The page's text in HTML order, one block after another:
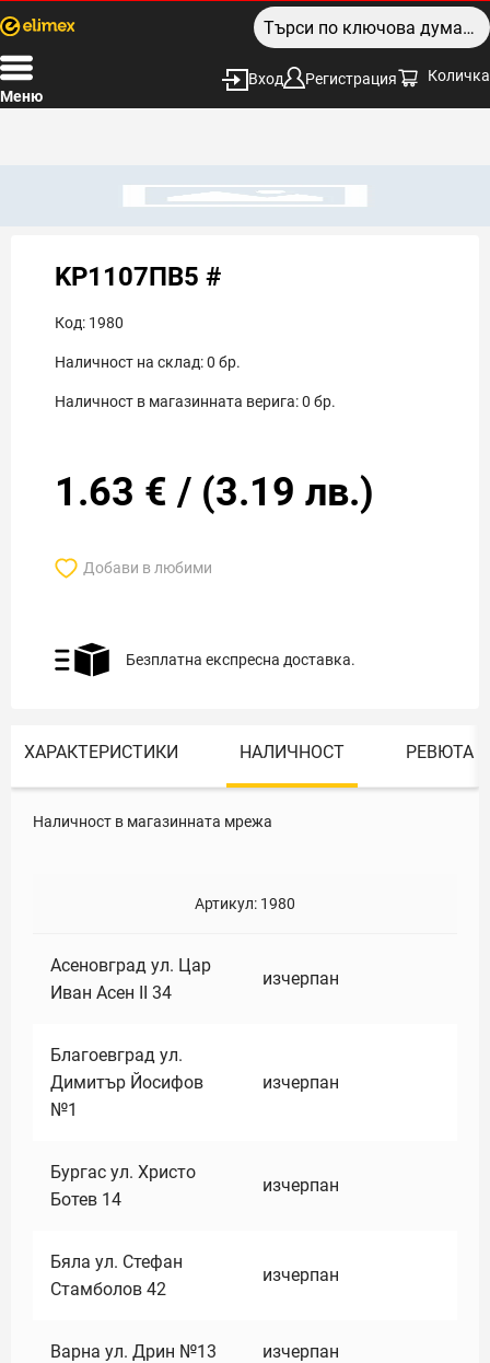
Меню
Вход Регистрация Количка
KP1107ПВ5 #
Код: 1980
Наличност на склад:0 бр.
Наличност в магазинната верига:0 бр.
1.63 € / (3.19 лв.)
Добави в любими
Безплатна експресна доставка.
ХАРАКТЕРИСТИКИ НАЛИЧНОСТ РЕВЮТА
Наличност в магазинната мрежа
Артикул: 1980
Асеновград ул. Цар
Иван Асен II 34
изчерпан
Благоевград ул.
Димитър Йосифов
№1
изчерпан
Бургас ул. Христо
Ботев 14
изчерпан
Бяла ул. Стефан
Стамболов 42
изчерпан
Варна ул. Дрин №13 изчерпан